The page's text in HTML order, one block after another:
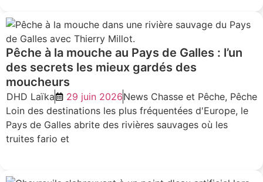
Pêche à la mouche au Pays de Galles : l’un
des secrets les mieux gardés des
moucheurs
DHD Laïka 29 juin 2026News Chasse et Pêche, Pêche
Loin des destinations les plus fréquentées d'Europe, le
Pays de Galles abrite des rivières sauvages où les
truites fario et